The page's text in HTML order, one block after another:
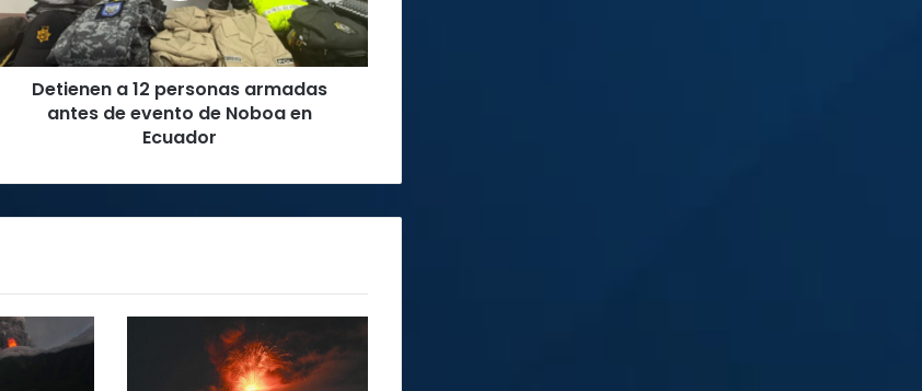
Detienen a 12 personas armadas
antes de evento de Noboa en
Ecuador